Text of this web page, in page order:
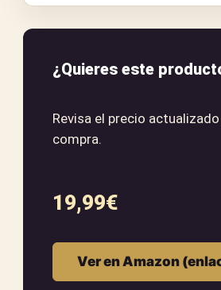
¿Quieres este
Revisa el precio
compra.
19,99€
Ver en Amazon